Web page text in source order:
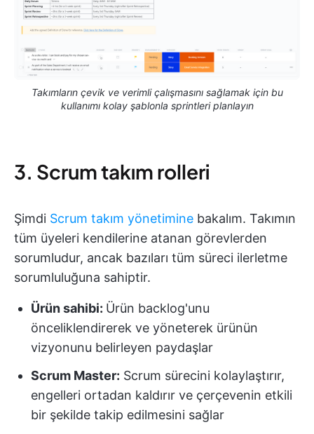
Takımların çevik ve verimli çalışmasını sağlamak için bu
kullanımı kolay şablonla sprintleri planlayın
3. Scrum takım rolleri
Şimdi Scrum takım yönetimine bakalım. Takımın
tüm üyeleri kendilerine atanan görevlerden
sorumludur, ancak bazıları tüm süreci ilerletme
sorumluluğuna sahiptir.
Ürün sahibi: Ürün backlog'unu
önceliklendirerek ve yöneterek ürünün
vizyonunu belirleyen paydaşlar
Scrum Master: Scrum sürecini kolaylaştırır,
engelleri ortadan kaldırır ve çerçevenin etkili
bir şekilde takip edilmesini sağlar